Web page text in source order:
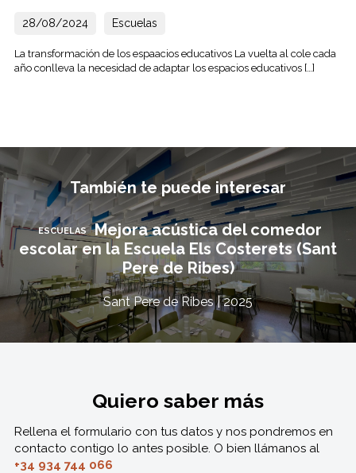
28/08/2024 Escuelas
La transformación de los espaacios educativos La vuelta al cole cada
año conlleva la necesidad de adaptar los espacios educativos […]
También te puede interesar
ESCUELAS Mejora acústica del comedor
escolar en la Escuela Els Costerets (Sant
Pere de Ribes)
Sant Pere de Ribes | 2025
Quiero saber más
Rellena el formulario con tus datos y nos pondremos en
contacto contigo lo antes posible. O bien llámanos al
+34 934 744 066